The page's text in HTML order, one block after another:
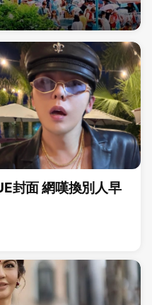
封面 網嘆換別人早